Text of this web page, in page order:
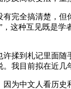
完全搞清楚，
这种互见既是
揉到札记里面
我目前拟在近
因为中文人看历